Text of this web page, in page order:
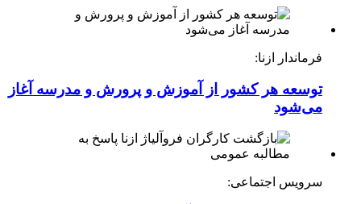
فرماندار ازنا:
توسعه هر کشور از آموزش و پرورش و مدرسه آغاز
می‌شود
سرویس اجتماعی: